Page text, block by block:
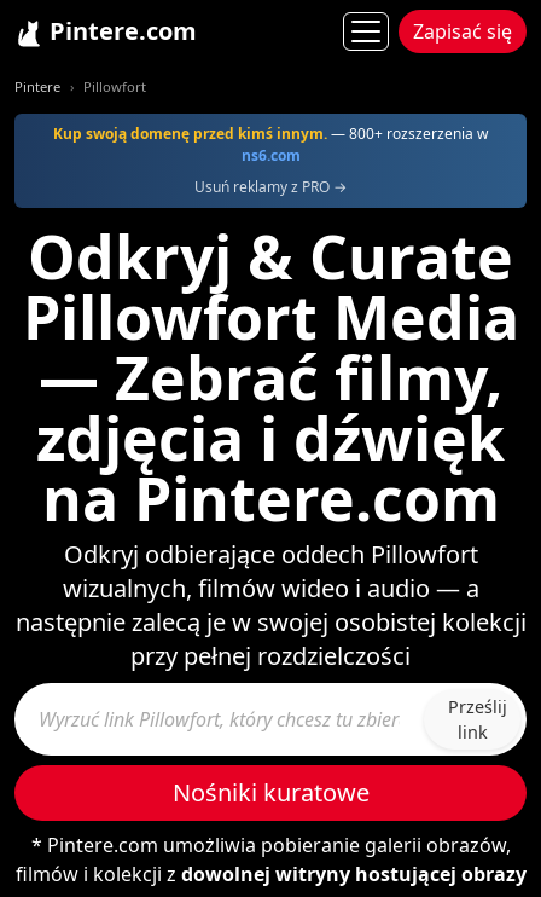
Pintere.com Zapisać się
Pintere Pillowfort
Kup swoją domenę przed kimś innym.— 800+ rozszerzenia w
ns6.com
Usuń reklamy z PRO →
Odkryj & Curate
Pillowfort Media
— Zebrać filmy,
zdjęcia i dźwięk
na Pintere.com
Odkryj odbierające oddech Pillowfort
wizualnych, filmów wideo i audio — a
następnie zalecą je w swojej osobistej kolekcji
przy pełnej rozdzielczości
Prześlij
link
Nośniki kuratowe
* Pintere.com umożliwia pobieranie galerii obrazów,
filmów i kolekcji z dowolnej witryny hostującej obrazy